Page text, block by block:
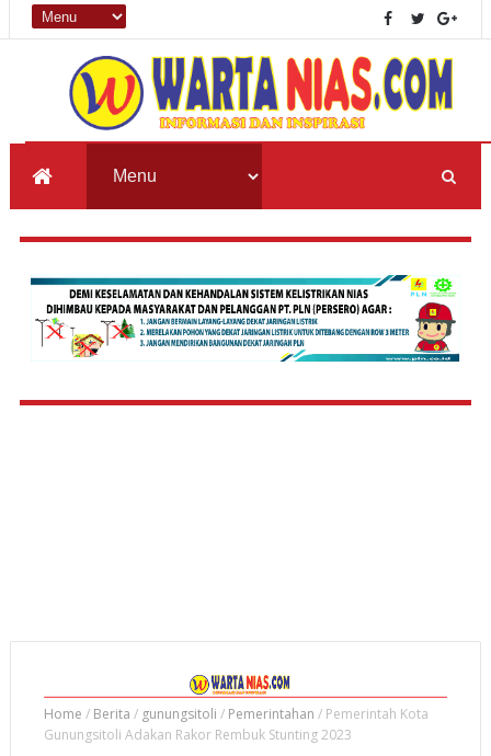
Home / Berita / gunungsitoli / Pemerintahan / Pemerintah Kota
Gunungsitoli Adakan Rakor Rembuk Stunting 2023